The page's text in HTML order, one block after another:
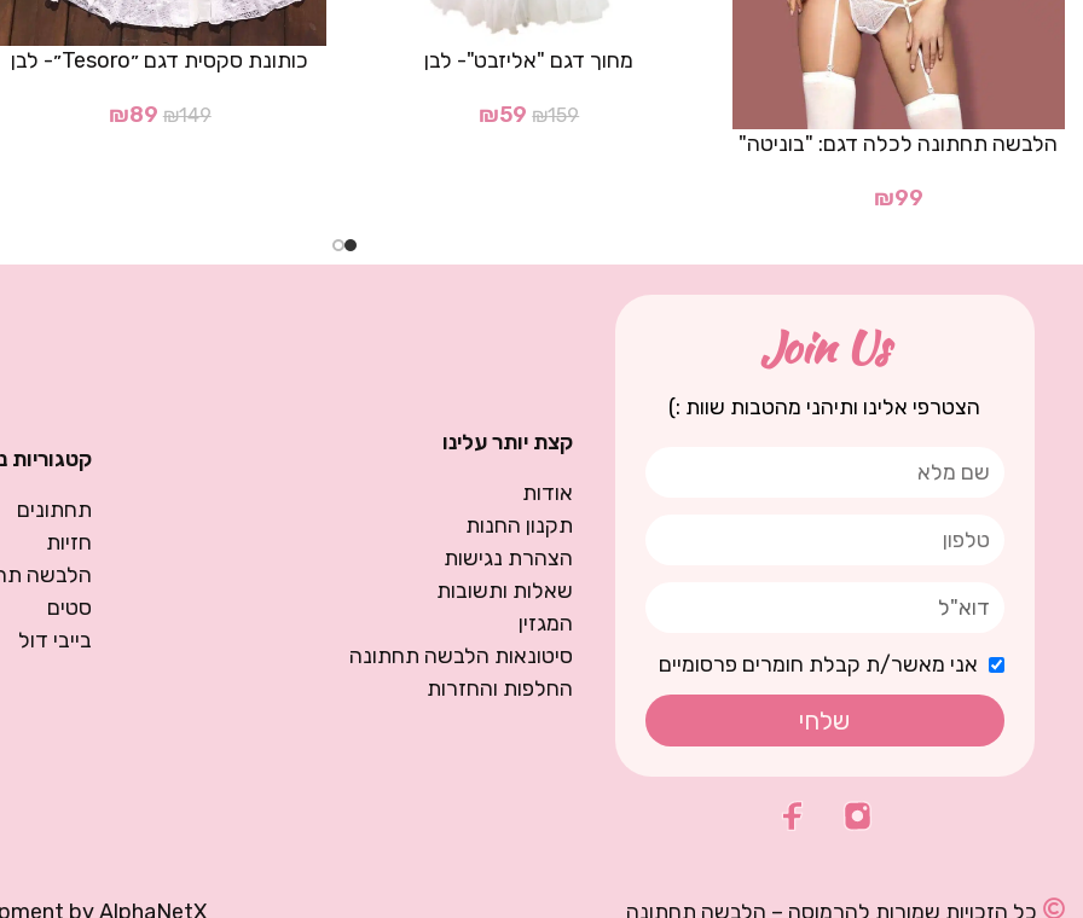
הלבשה תחתונה לכלה דגם: "בוניטה"
₪99
מחוך דגם "אליזבט"- לבן
₪159
₪59
כותונת סקסית דגם ״Tesoro״- לבן
₪149
₪89
Join Us
הצטרפי אלינו ותיהני מהטבות שוות :)
אני מאשר/ת קבלת חומרים פרסומיים
שלחי
קצת יותר עלינו
אודות
תקנון החנות
הצהרת נגישות
שאלות ותשובות
המגזין
סיטונאות הלבשה תחתונה
החלפות והחזרות
קטגוריות
תחתונים
חזיות
הלבשה
סטים
בייבי דול
כל הזכויות שמורות להרמוסה – הלבשה תחתונה byAlphaNetX